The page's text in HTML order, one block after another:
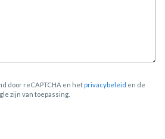
door reCAPTCHA en hetprivacybeleid en de
zijn van toepassing.